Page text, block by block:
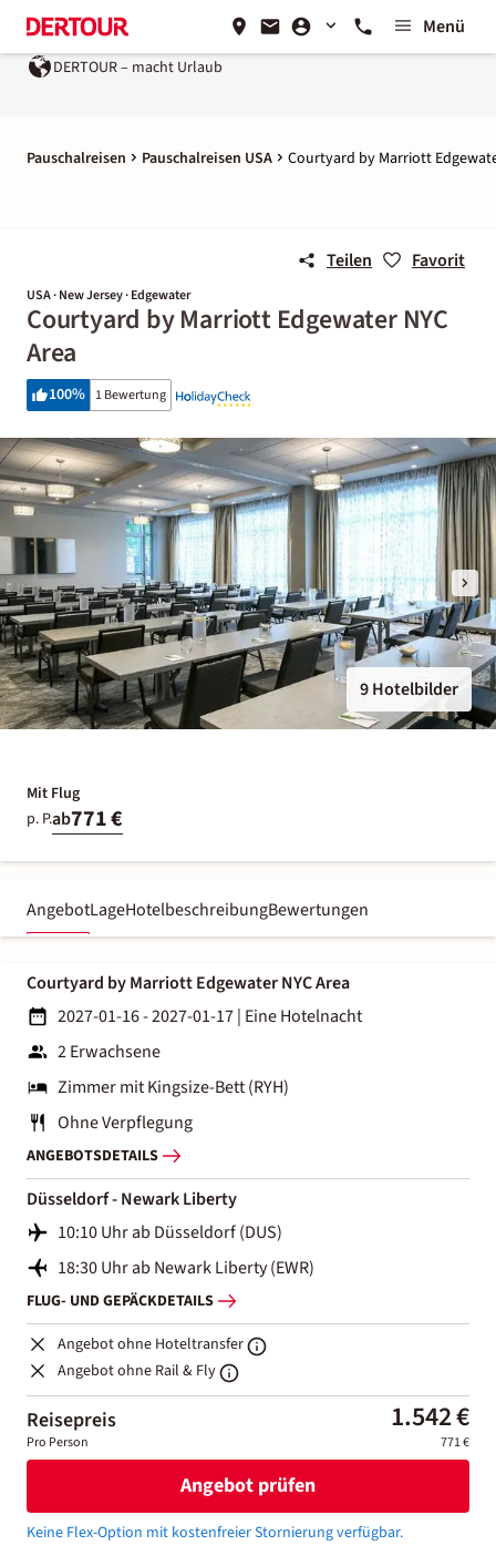
Menü
DERTOUR – macht Urlaub
Pauschalreisen Pauschalreisen USA Courtyard by Marriott
Teilen Favorit
USA · New Jersey · Edgewater
Courtyard by Marriott Edgewater NYC
Area
100% 1 Bewertung
9 Hotelbilder
Mit Flug
p. P.ab771 €
AngebotLageHotelbeschreibungBewertungen
Courtyard by Marriott Edgewater NYC Area
2027-01-16 - 2027-01-17| Eine Hotelnacht
2 Erwachsene
Zimmer mit Kingsize-Bett (RYH)
Ohne Verpflegung
ANGEBOTSDETAILS
Düsseldorf - Newark Liberty
10:10 Uhr ab Düsseldorf (DUS)
18:30 Uhr ab Newark Liberty (EWR)
FLUG- UND GEPÄCKDETAILS
Angebot ohne Hoteltransfer
Angebot ohne Rail & Fly
Reisepreis 1.542 €
Pro Person 771 €
Angebot prüfen
Keine Flex-Option mit kostenfreier Stornierung verfügbar.